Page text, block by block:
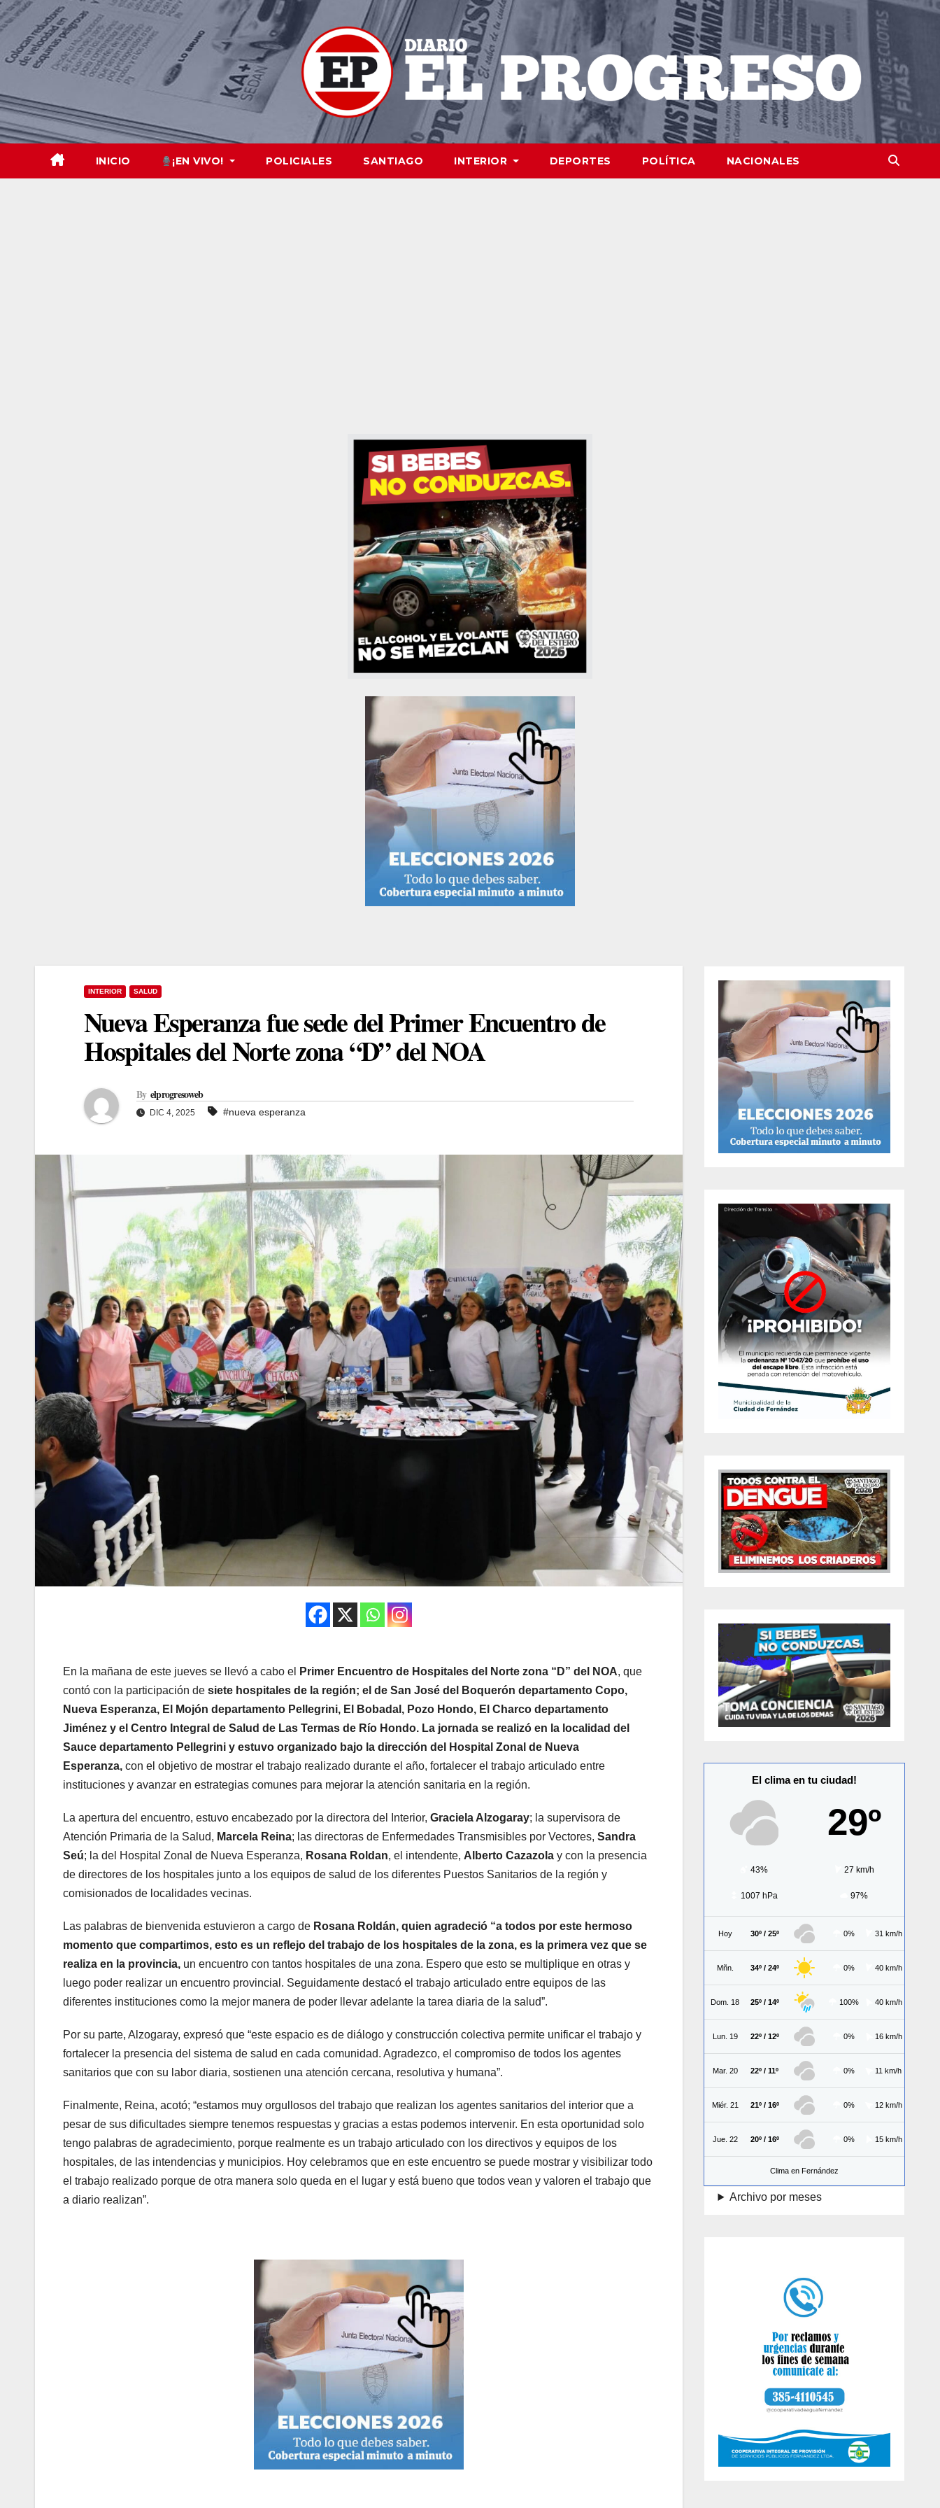
Skip
to
content
INICIO ¡EN VIVO! POLICIALES SANTIAGO INTERIOR DEPORTES POLÍTICA NACIONALES
INTERIOR SALUD
Nueva Esperanza fue sede del Primer Encuentro de
Hospitales del Norte zona “D” del NOA
By elprogresoweb
DIC 4, 2025 #nueva esperanza
En la mañana de este jueves se llevó a cabo el Primer Encuentro de Hospitales del Norte zona “D” del NOA, que
contó con la participación de siete hospitales de la región; el de San José del Boquerón departamento Copo,
Nueva Esperanza, El Mojón departamento Pellegrini, El Bobadal, Pozo Hondo, El Charco departamento
Jiménez y el Centro Integral de Salud de Las Termas de Río Hondo. La jornada se realizó en la localidad del
Sauce departamento Pellegrini y estuvo organizado bajo la dirección del Hospital Zonal de Nueva
Esperanza, con el objetivo de mostrar el trabajo realizado durante el año, fortalecer el trabajo articulado entre
instituciones y avanzar en estrategias comunes para mejorar la atención sanitaria en la región.
La apertura del encuentro, estuvo encabezado por la directora del Interior, Graciela Alzogaray; la supervisora de
Atención Primaria de la Salud, Marcela Reina; las directoras de Enfermedades Transmisibles por Vectores, Sandra
Seú; la del Hospital Zonal de Nueva Esperanza, Rosana Roldan, el intendente, Alberto Cazazola y con la presencia
de directores de los hospitales junto a los equipos de salud de los diferentes Puestos Sanitarios de la región y
comisionados de localidades vecinas.
Las palabras de bienvenida estuvieron a cargo de Rosana Roldán, quien agradeció “a todos por este hermoso
momento que compartimos, esto es un reflejo del trabajo de los hospitales de la zona, es la primera vez que se
realiza en la provincia, un encuentro con tantos hospitales de una zona. Espero que esto se multiplique en otras y
luego poder realizar un encuentro provincial. Seguidamente destacó el trabajo articulado entre equipos de las
diferentes instituciones como la mejor manera de poder llevar adelante la tarea diaria de la salud”.
Por su parte, Alzogaray, expresó que “este espacio es de diálogo y construcción colectiva permite unificar el trabajo y
fortalecer la presencia del sistema de salud en cada comunidad. Agradezco, el compromiso de todos los agentes
sanitarios que con su labor diaria, sostienen una atención cercana, resolutiva y humana”.
Finalmente, Reina, acotó; “estamos muy orgullosos del trabajo que realizan los agentes sanitarios del interior que a
pesar de sus dificultades siempre tenemos respuestas y gracias a estas podemos intervenir. En esta oportunidad solo
tengo palabras de agradecimiento, porque realmente es un trabajo articulado con los directivos y equipos de los
hospitales, de las intendencias y municipios. Hoy celebramos que en este encuentro se puede mostrar y visibilizar todo
el trabajo realizado porque de otra manera solo queda en el lugar y está bueno que todos vean y valoren el trabajo que
a diario realizan”.
El clima en tu ciudad!
29º
43% 27 km/h
1007 hPa 97%
Hoy 30º / 25º 0% 31 km/h
Mñn. 34º / 24º 0% 40 km/h
Dom. 18 25º / 14º 100% 40 km/h
Lun. 19 22º / 12º 0% 16 km/h
Mar. 20 22º / 11º 0% 11 km/h
Miér. 21 21º / 16º 0% 12 km/h
Jue. 22 20º / 16º 0% 15 km/h
Clima en Fernández
Archivo por meses